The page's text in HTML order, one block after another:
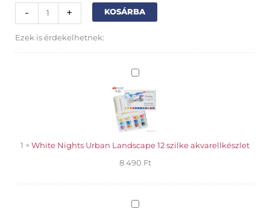
-
4
darabos
+ KOSÁRBA
Ezek is érdekelhetnek:
White
Urban
Landscape
12
szilke
akvarellkészlet
1 × White Nights Urban Landscape 12 szilke akvarellkészlet
8 490 Ft
White